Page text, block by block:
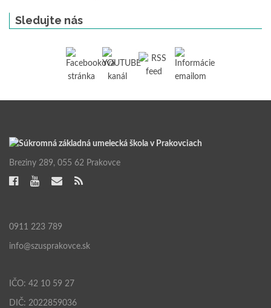
Sledujte nás
Breziny 289, 055 62 Prakovce
0911 223 789
info@szusprakovce.sk
IČO: 42 10 59 27
DIČ: 2022859036